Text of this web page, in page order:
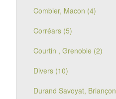
Combier, Macon (4)
Corréars (5)
Courtin , Grenoble (2)
Divers (10)
Durand Savoyat,